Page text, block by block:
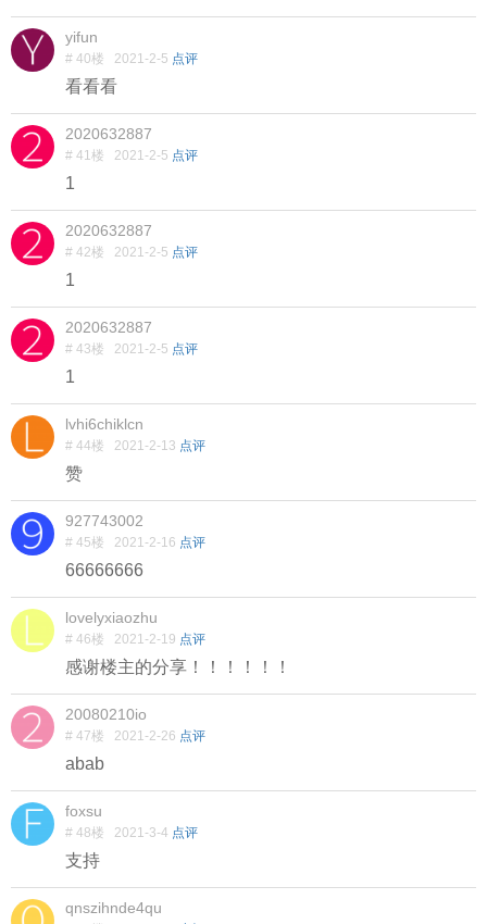
yifun
# 40楼 2021-2-5 点评
看看看
2020632887
# 41楼 2021-2-5 点评
1
2020632887
# 42楼 2021-2-5 点评
1
2020632887
# 43楼 2021-2-5 点评
1
lvhi6chiklcn
# 44楼 2021-2-13 点评
赞
927743002
# 45楼 2021-2-16 点评
66666666
lovelyxiaozhu
# 46楼 2021-2-19 点评
感谢楼主的分享！！！！！！
20080210io
# 47楼 2021-2-26 点评
abab
foxsu
# 48楼 2021-3-4 点评
支持
qnszihnde4qu